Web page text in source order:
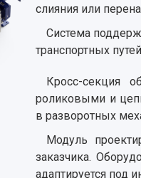
слияния или
Система
транспортных
Кросс-секция
роликовыми и
в разворотных
Модуль
заказчика.
адаптируется под